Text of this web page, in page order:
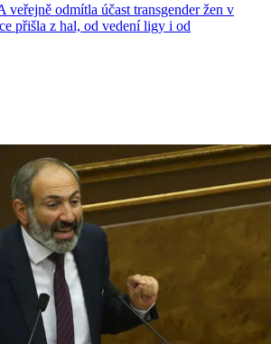
odmítla účast transgender žen v
přišla z hal, od vedení ligy i od